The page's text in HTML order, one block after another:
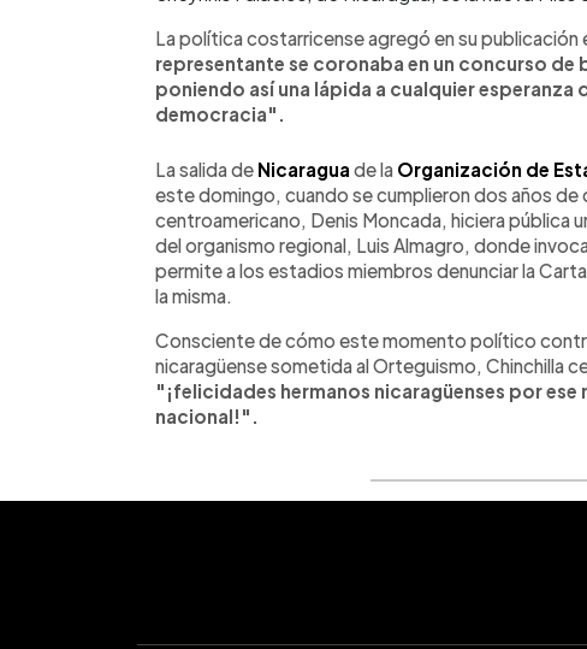
La política costarricense agregó en su publicación
representante se coronaba en un concurso de
poniendo así una lápida a cualquier esperanza
democracia".
La salida de Nicaragua de la Organización de
este domingo, cuando se cumplieron dos años de
centroamericano, Denis Moncada, hiciera pública
del organismo regional, Luis Almagro, donde
permite a los estadios miembros denunciar la
la misma.
Consciente de cómo este momento político
nicaragüense sometida al Orteguismo, Chinchilla
"¡felicidades hermanos nicaragüenses por
nacional!".